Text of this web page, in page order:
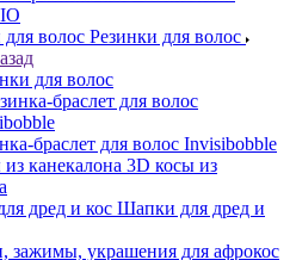
Резинки для волос
для волос
браслет для волос Invisibobble
3D косы из
Шапки для дред и